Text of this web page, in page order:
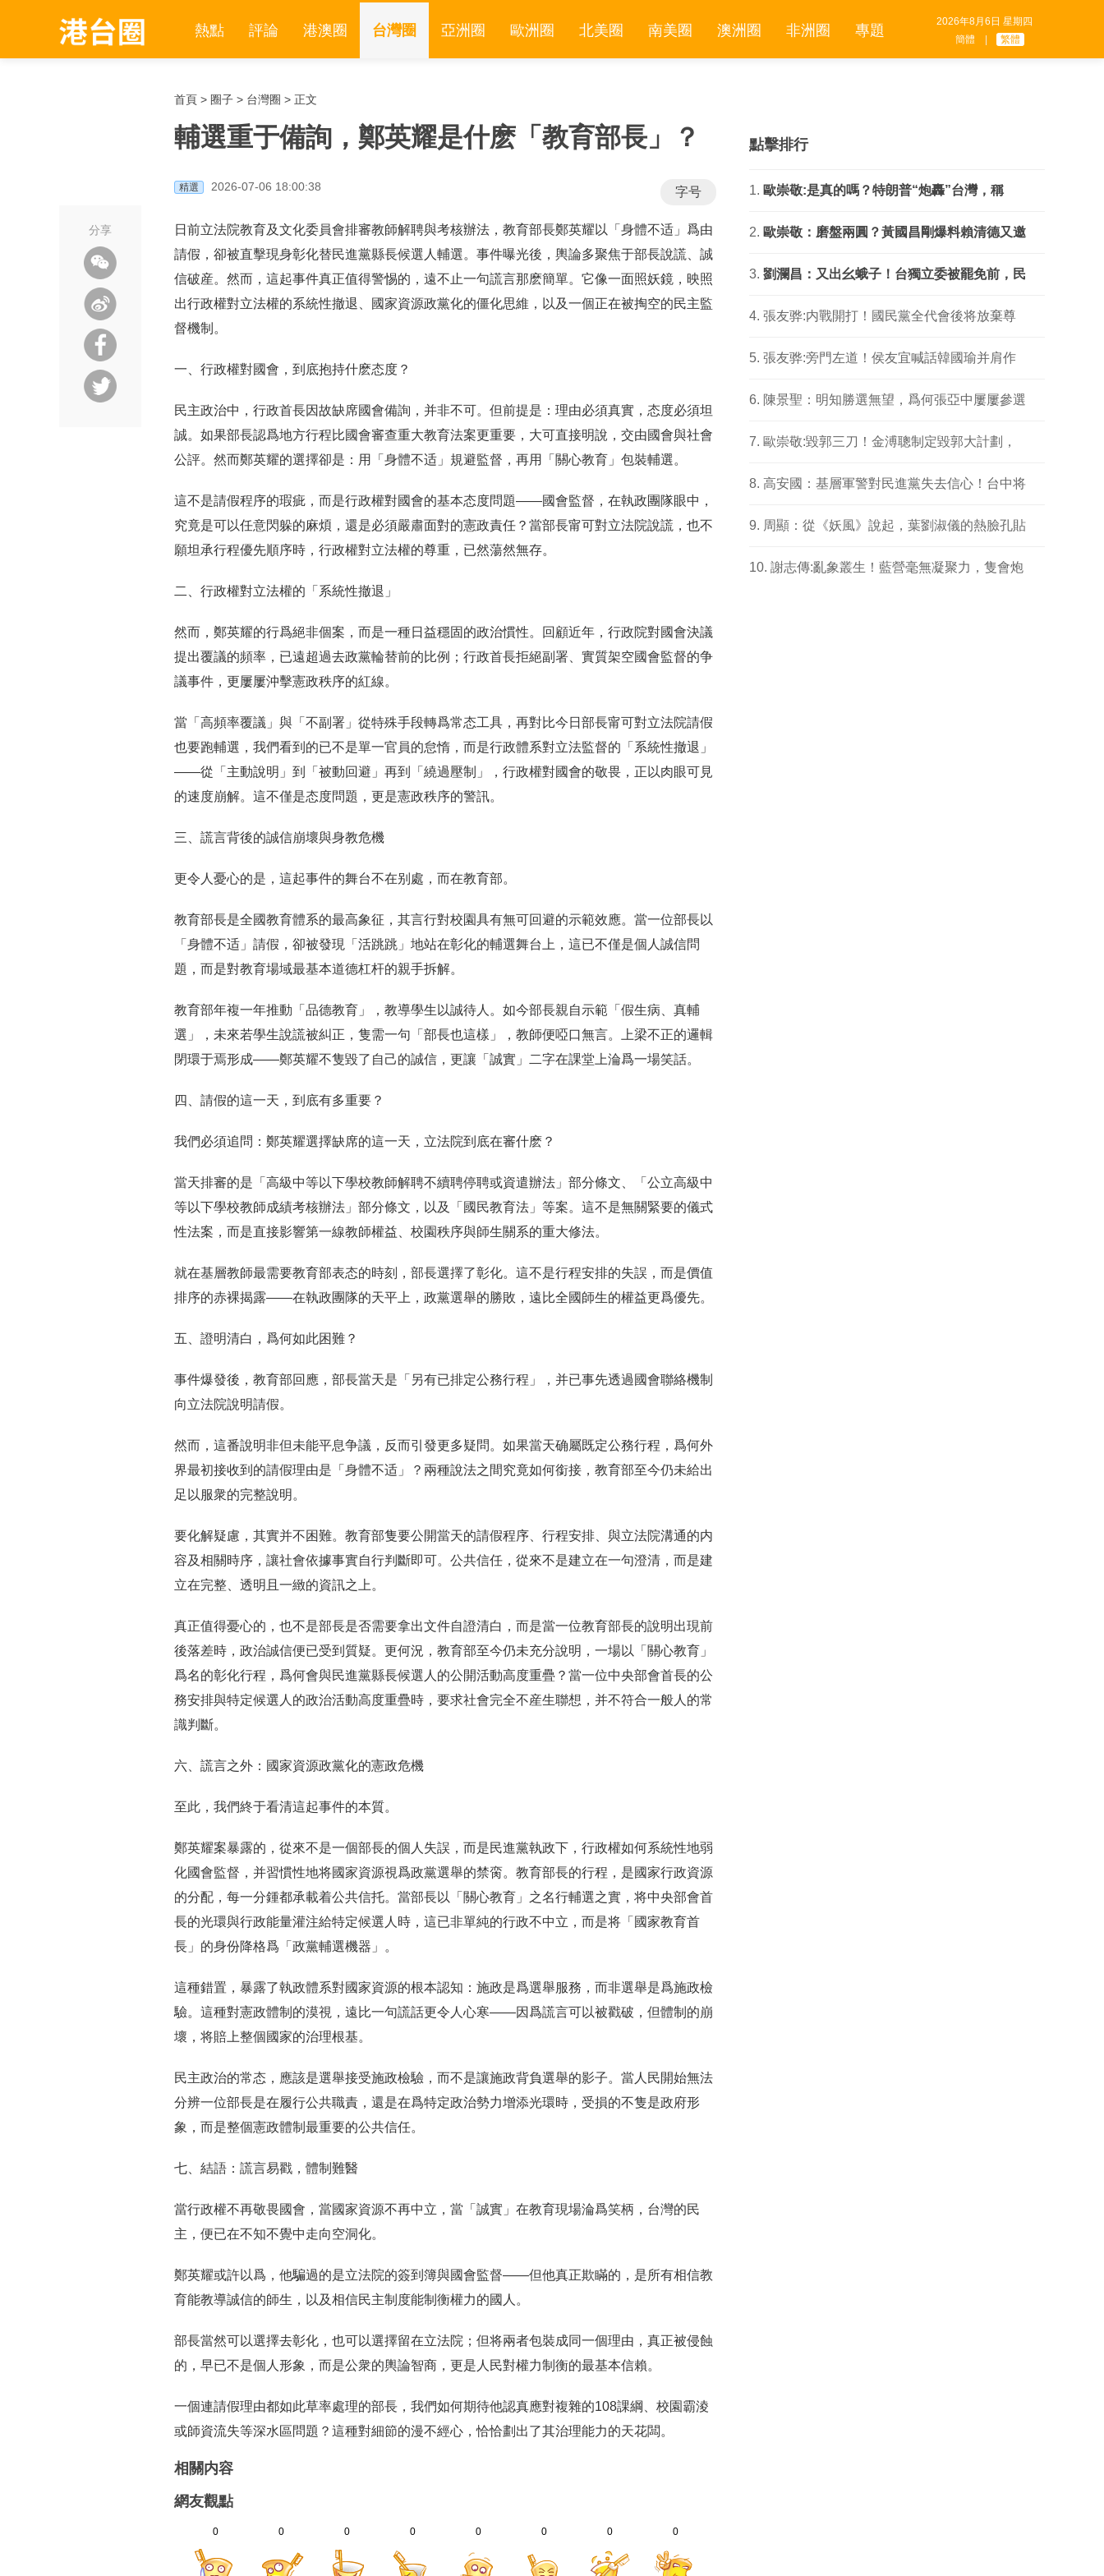
2026年8月6日 星期四
簡體
繁體
熱點 評論 港澳圈 台灣圈 亞洲圈 歐洲圈 北美圈 南美圈 澳洲圈 非洲圈 專題
首頁 > 圈子 > 台灣圈 > 正文
輔選重于備詢，鄭英耀是什麽「教育部長」？
精選 2026-07-06 18:00:38 字号
分享
日前立法院教育及文化委員會排審教師解聘與考核辦法，教育部長鄭英耀以「身體不适」爲由
請假，卻被直擊現身彰化替民進黨縣長候選人輔選。事件曝光後，輿論多聚焦于部長說謊、誠
信破産。然而，這起事件真正值得警惕的，遠不止一句謊言那麽簡單。它像一面照妖鏡，映照
出行政權對立法權的系統性撤退、國家資源政黨化的僵化思維，以及一個正在被掏空的民主監
督機制。
一、行政權對國會，到底抱持什麽态度？
民主政治中，行政首長因故缺席國會備詢，并非不可。但前提是：理由必須真實，态度必須坦
誠。如果部長認爲地方行程比國會審查重大教育法案更重要，大可直接明說，交由國會與社會
公評。然而鄭英耀的選擇卻是：用「身體不适」規避監督，再用「關心教育」包裝輔選。
這不是請假程序的瑕疵，而是行政權對國會的基本态度問題——國會監督，在執政團隊眼中，
究竟是可以任意閃躲的麻煩，還是必須嚴肅面對的憲政責任？當部長甯可對立法院說謊，也不
願坦承行程優先順序時，行政權對立法權的尊重，已然蕩然無存。
二、行政權對立法權的「系統性撤退」
然而，鄭英耀的行爲絕非個案，而是一種日益穩固的政治慣性。回顧近年，行政院對國會決議
提出覆議的頻率，已遠超過去政黨輪替前的比例；行政首長拒絕副署、實質架空國會監督的争
議事件，更屢屢沖擊憲政秩序的紅線。
當「高頻率覆議」與「不副署」從特殊手段轉爲常态工具，再對比今日部長甯可對立法院請假
也要跑輔選，我們看到的已不是單一官員的怠惰，而是行政體系對立法監督的「系統性撤退」
——從「主動說明」到「被動回避」再到「繞過壓制」，行政權對國會的敬畏，正以肉眼可見
的速度崩解。這不僅是态度問題，更是憲政秩序的警訊。
三、謊言背後的誠信崩壞與身教危機
更令人憂心的是，這起事件的舞台不在别處，而在教育部。
教育部長是全國教育體系的最高象征，其言行對校園具有無可回避的示範效應。當一位部長以
「身體不适」請假，卻被發現「活跳跳」地站在彰化的輔選舞台上，這已不僅是個人誠信問
題，而是對教育場域最基本道德杠杆的親手拆解。
教育部年複一年推動「品德教育」，教導學生以誠待人。如今部長親自示範「假生病、真輔
選」，未來若學生說謊被糾正，隻需一句「部長也這樣」，教師便啞口無言。上梁不正的邏輯
閉環于焉形成——鄭英耀不隻毀了自己的誠信，更讓「誠實」二字在課堂上淪爲一場笑話。
四、請假的這一天，到底有多重要？
我們必須追問：鄭英耀選擇缺席的這一天，立法院到底在審什麽？
當天排審的是「高級中等以下學校教師解聘不續聘停聘或資遣辦法」部分條文、「公立高級中
等以下學校教師成績考核辦法」部分條文，以及「國民教育法」等案。這不是無關緊要的儀式
性法案，而是直接影響第一線教師權益、校園秩序與師生關系的重大修法。
就在基層教師最需要教育部表态的時刻，部長選擇了彰化。這不是行程安排的失誤，而是價值
排序的赤裸揭露——在執政團隊的天平上，政黨選舉的勝敗，遠比全國師生的權益更爲優先。
五、證明清白，爲何如此困難？
事件爆發後，教育部回應，部長當天是「另有已排定公務行程」，并已事先透過國會聯絡機制
向立法院說明請假。
然而，這番說明非但未能平息争議，反而引發更多疑問。如果當天确屬既定公務行程，爲何外
界最初接收到的請假理由是「身體不适」？兩種說法之間究竟如何銜接，教育部至今仍未給出
足以服衆的完整說明。
要化解疑慮，其實并不困難。教育部隻要公開當天的請假程序、行程安排、與立法院溝通的内
容及相關時序，讓社會依據事實自行判斷即可。公共信任，從來不是建立在一句澄清，而是建
立在完整、透明且一緻的資訊之上。
真正值得憂心的，也不是部長是否需要拿出文件自證清白，而是當一位教育部長的說明出現前
後落差時，政治誠信便已受到質疑。更何況，教育部至今仍未充分說明，一場以「關心教育」
爲名的彰化行程，爲何會與民進黨縣長候選人的公開活動高度重疊？當一位中央部會首長的公
務安排與特定候選人的政治活動高度重疊時，要求社會完全不産生聯想，并不符合一般人的常
識判斷。
六、謊言之外：國家資源政黨化的憲政危機
至此，我們終于看清這起事件的本質。
鄭英耀案暴露的，從來不是一個部長的個人失誤，而是民進黨執政下，行政權如何系統性地弱
化國會監督，并習慣性地将國家資源視爲政黨選舉的禁脔。教育部長的行程，是國家行政資源
的分配，每一分鍾都承載着公共信托。當部長以「關心教育」之名行輔選之實，将中央部會首
長的光環與行政能量灌注給特定候選人時，這已非單純的行政不中立，而是将「國家教育首
長」的身份降格爲「政黨輔選機器」。
這種錯置，暴露了執政體系對國家資源的根本認知：施政是爲選舉服務，而非選舉是爲施政檢
驗。這種對憲政體制的漠視，遠比一句謊話更令人心寒——因爲謊言可以被戳破，但體制的崩
壞，将賠上整個國家的治理根基。
民主政治的常态，應該是選舉接受施政檢驗，而不是讓施政背負選舉的影子。當人民開始無法
分辨一位部長是在履行公共職責，還是在爲特定政治勢力增添光環時，受損的不隻是政府形
象，而是整個憲政體制最重要的公共信任。
七、結語：謊言易戳，體制難醫
當行政權不再敬畏國會，當國家資源不再中立，當「誠實」在教育現場淪爲笑柄，台灣的民
主，便已在不知不覺中走向空洞化。
鄭英耀或許以爲，他騙過的是立法院的簽到簿與國會監督——但他真正欺瞞的，是所有相信教
育能教導誠信的師生，以及相信民主制度能制衡權力的國人。
部長當然可以選擇去彰化，也可以選擇留在立法院；但将兩者包裝成同一個理由，真正被侵蝕
的，早已不是個人形象，而是公衆的輿論智商，更是人民對權力制衡的最基本信賴。
一個連請假理由都如此草率處理的部長，我們如何期待他認真應對複雜的108課綱、校園霸淩
或師資流失等深水區問題？這種對細節的漫不經心，恰恰劃出了其治理能力的天花闆。
相關内容
網友觀點
0 0 0 0 0 0 0 0
點擊排行
歐崇敬:是真的嗎？特朗普“炮轟”台灣，稱
歐崇敬：磨盤兩圓？黃國昌剛爆料賴清德又邀
劉瀾昌：又出幺蛾子！台獨立委被罷免前，民
張友骅:内戰開打！國民黨全代會後将放棄尊
張友骅:旁門左道！侯友宜喊話韓國瑜并肩作
陳景聖：明知勝選無望，爲何張亞中屢屢參選
歐崇敬:毀郭三刀！金溥聰制定毀郭大計劃，
高安國：基層軍警對民進黨失去信心！台中将
周顯：從《妖風》說起，葉劉淑儀的熱臉孔貼
謝志傳:亂象叢生！藍營毫無凝聚力，隻會炮